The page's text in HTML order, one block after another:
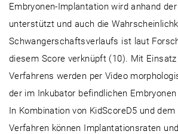
Embryonen-Implantation wird anhand
unterstützt und auch die
Schwangerschaftsverlaufs ist laut
diesem Score verknüpft (10). Mit
Verfahrens werden per Video
der im Inkubator befindlichen
In Kombination von KidScoreD5 und
Verfahren können Implantationsraten